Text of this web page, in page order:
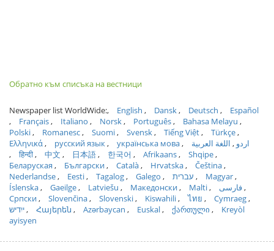
Обратно към списъка на вестници
Newspaper list WorldWide: English Dansk Deutsch
Español
Français
Italiano Norsk Português
Bahasa Melayu
Polski
Romanesc Suomi Svensk Tiếng Việt
Türkçe
Ελληνικά
русский язык українська мова اردو
اللغة العربية
हिन्दी
中文 日本語 한국어 Afrikaans
Shqipe
Беларуская
Български Català Hrvatska
Čeština
Nederlandse
Eesti Tagalog Galego עברית
Magyar
Íslenska
Gaeilge Latviešu Македонски Malti
فارسی
Српски
Slovenčina Slovenski Kiswahili ไทย
Cymraeg
ייִדיש
Հայերեն Azərbaycan Euskal ქართული
Kreyòl
ayisyen